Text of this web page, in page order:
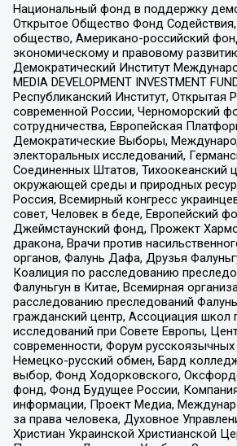
Национальный фонд в поддержку
Открытое Общество Фонд
общество, Американо-российский
экономическому и правовому
Демократический Институт
MEDIA DEVELOPMENT INVESTMENT
Республиканский Институт, Открытая
современной России, Черноморский
сотрудничества, Европейская
Демократические Выборы,
электоральных исследований,
Соединенных Штатов, Тихоокеанский
окружающей среды и природных
Россия, Всемирный конгресс
совет, Человек в беде, Европейский
Джеймстаунский фонд, Прожект
дракона, Врачи против
органов, Фалунь Дафа, Друзья
Коалиция по расследованию
Фалуньгун в Китае, Всемирная
расследованию преследований
гражданский центр, Ассоциация школ
исследований при Совете Европы,
современности, Форум русскоязычных
Немецко-русский обмен, Бард
выбор, Фонд Ходорковского,
фонд, Фонд Будущее России,
информации, Проект Медиа,
за права человека, Духовное
Христиан Украинской Христианской